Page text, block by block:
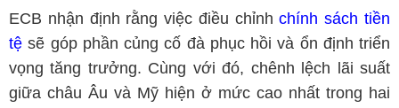
ECB nhận định rằng việc điều chỉnhchính sách tiền
tệ sẽ góp phần củng cố đà phục hồi và ổn định triển
vọng tăng trưởng. Cùng với đó, chênh lệch lãi suất
giữa châu Âu và Mỹ hiện ở mức cao nhất trong hai